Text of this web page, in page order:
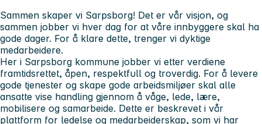
Sammen skaper vi Sarpsborg! Det er vår visjon, og
sammen jobber vi hver dag for at våre innbyggere skal ha
gode dager. For å klare dette, trenger vi dyktige
medarbeidere.
Her i Sarpsborg kommune jobber vi etter verdiene
framtidsrettet, åpen, respektfull og troverdig. For å levere
gode tjenester og skape gode arbeidsmiljøer skal alle
ansatte vise handling gjennom å våge, lede, lære,
mobilisere og samarbeide. Dette er beskrevet i vår
plattform for ledelse og medarbeiderskap, som vi har